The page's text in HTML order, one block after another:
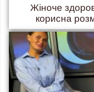
Жіноче
корисна